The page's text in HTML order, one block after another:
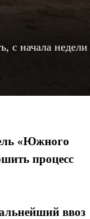
с начала недели
«Южного
процесс
ввоз